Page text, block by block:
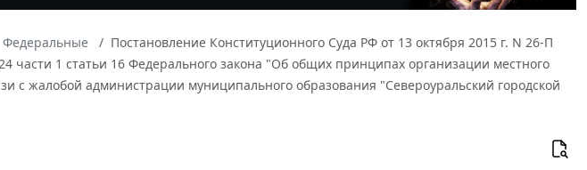
Федеральные
Постановление Конституционного Суда РФ от 13 октября 2015 г. N 26-П
части 1 статьи 16 Федерального закона "Об общих принципах организации местного
с жалобой администрации муниципального образования "Североуральский городской